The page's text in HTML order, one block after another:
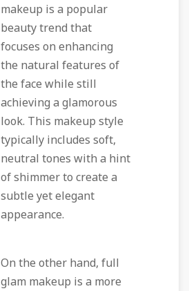
makeup is a popular
beauty trend that
focuses on enhancing
the natural features of
the face while still
achieving a glamorous
look. This makeup style
typically includes soft,
neutral tones with a hint
of shimmer to create a
subtle yet elegant
appearance.
On the other hand, full
glam makeup is a more